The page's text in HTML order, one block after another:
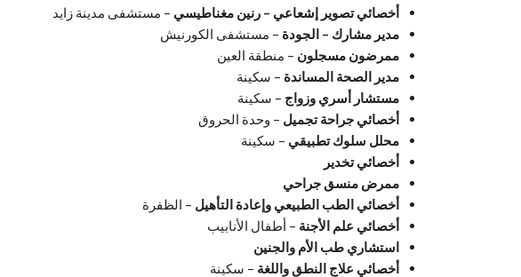
أخصائي تصوير إشعاعي – رنين مغناطيسي – مستشفى مدينة زايد
مدير مشارك – الجودة – مستشفى الكورنيش
ممرضون مسجلون – منطقة العين
مدير الصحة المساندة – سكينة
مستشار أسري وزواج – سكينة
أخصائي جراحة تجميل – وحدة الحروق
محلل سلوك تطبيقي – سكينة
أخصائي تخدير
ممرض منسق جراحي
أخصائي الطب الطبيعي وإعادة التأهيل – الظفرة
أخصائي علم الأجنة – أطفال الأنابيب
استشاري طب الأم والجنين
أخصائي علاج النطق واللغة – سكينة